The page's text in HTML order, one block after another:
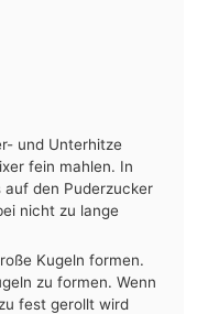
und Unterhitze
fein mahlen. In
auf den Puderzucker
nicht zu lange
Kugeln formen.
zu formen. Wenn
fest gerollt wird